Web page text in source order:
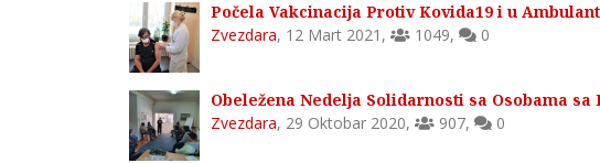
Počela Vakcinacija Protiv Kovida19 i u
Zvezdara, 12 Mart 2021 , 1049, 0
Obeležena Nedelja Solidarnosti sa Osobama
Zvezdara, 29 Oktobar 2020, 907, 0